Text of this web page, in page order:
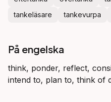
tankeläsare
tankevurpa
På engelska
think, ponder, reflect,
intend to, plan to, think of